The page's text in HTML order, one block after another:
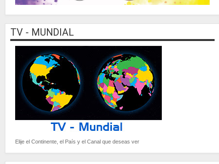
TV - MUNDIAL
Elije el Continente, el País y el Canal que deseas ver